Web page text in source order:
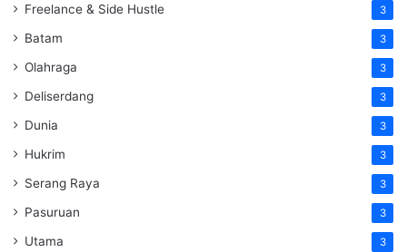
Freelance & Side Hustle 3
Batam 3
Olahraga 3
Deliserdang 3
Dunia 3
Hukrim 3
Serang Raya 3
Pasuruan 3
Utama 3